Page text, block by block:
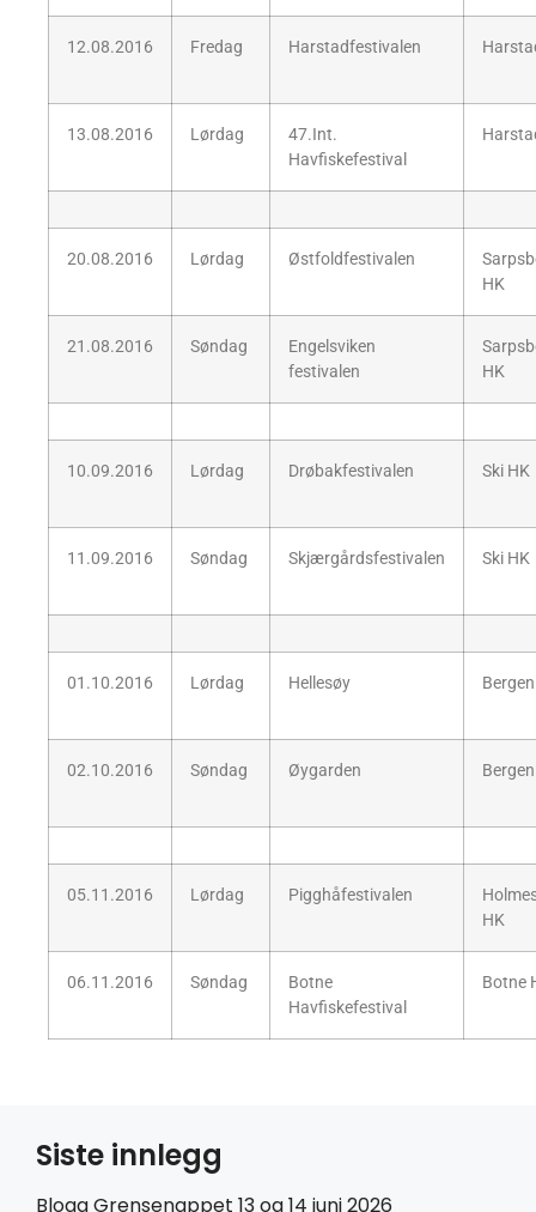
12.08.2016 Fredag Harstadfestivalen
13.08.2016 Lørdag
47.Int.
Havfiskefestival
20.08.2016 Lørdag Østfoldfestivalen
HK
21.08.2016 Søndag
Engelsviken
festivalen
HK
10.09.2016 Lørdag Drøbakfestivalen Ski HK
11.09.2016 Søndag Skjærgårdsfestivalen Ski HK
01.10.2016 Lørdag Hellesøy
02.10.2016 Søndag Øygarden
05.11.2016 Lørdag Pigghåfestivalen
HK
06.11.2016 Søndag
Botne
Havfiskefestival
Botne
Siste innlegg
Blogg Grensenappet 13 og 14 juni 2026